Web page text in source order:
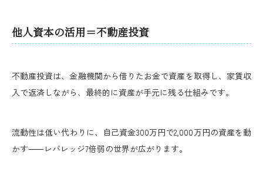
他人資本の活用＝不動産投資
不動産投資は、金融機関から借りたお金で資産を取得し、家賃収
入で返済しながら、最終的に資産が手元に残る仕組みです。
流動性は低い代わりに、自己資金300万円で2,000万円の資産を動
かす⸺レバレッジ7倍弱の世界が広がります。